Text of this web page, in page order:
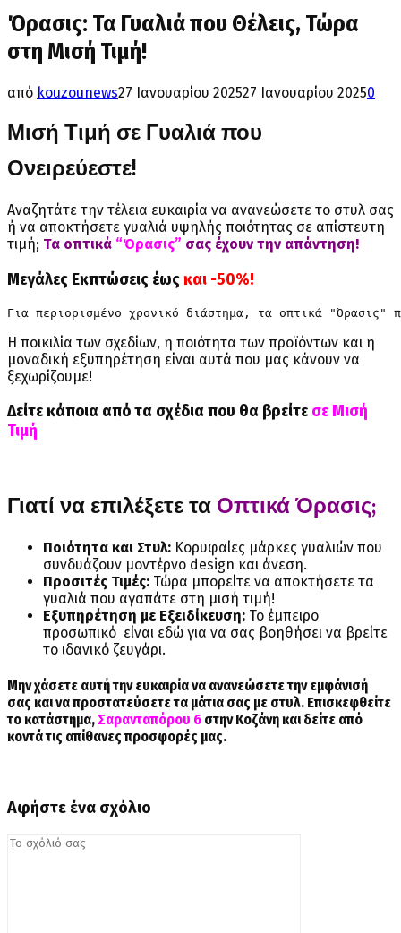
Όρασις: Τα Γυαλιά που Θέλεις, Τώρα
στη Μισή Τιμή!
από kouzounews27 Ιανουαρίου 202527 Ιανουαρίου 20250
Μισή Τιμή σε Γυαλιά που
Ονειρεύεστε!
Αναζητάτε την τέλεια ευκαιρία να ανανεώσετε το στυλ σας
ή να αποκτήσετε γυαλιά υψηλής ποιότητας σε απίστευτη
τιμή; Τα οπτικά “Όρασις” σας έχουν την απάντηση!
Μεγάλες Εκπτώσεις έωςκαι -50%!
Για περιορισμένο χρονικό διάστημα, τα οπτικά "Όρασις"
Η ποικιλία των σχεδίων, η ποιότητα των προϊόντων και η
μοναδική εξυπηρέτηση είναι αυτά που μας κάνουν να
ξεχωρίζουμε!
Δείτε κάποια από τα σχέδια που θα βρείτεσε Μισή
Τιμή
Γιατί να επιλέξετε ταΟπτικά Όρασις;
Ποιότητα και Στυλ: Κορυφαίες μάρκες γυαλιών που
συνδυάζουν μοντέρνο design και άνεση.
Προσιτές Τιμές: Τώρα μπορείτε να αποκτήσετε τα
γυαλιά που αγαπάτε στη μισή τιμή!
Εξυπηρέτηση με Εξειδίκευση: Το έμπειρο
προσωπικό είναι εδώ για να σας βοηθήσει να βρείτε
το ιδανικό ζευγάρι.
Μην χάσετε αυτή την ευκαιρία να ανανεώσετε την εμφάνισή
σας και να προστατεύσετε τα μάτια σας με στυλ. Επισκεφθείτε
το κατάστημα, Σαρανταπόρου 6 στην Κοζάνη και δείτε από
κοντά τις απίθανες προσφορές μας.
Αφήστε ένα σχόλιο